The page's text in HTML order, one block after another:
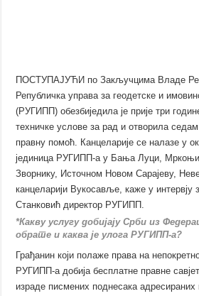
ПОСТУПАЈУЋИ по Закључцима Владе
Републичка управа за геодетске и
(РУГИПП) обезбиједила је прије три
техничке услове за рад и отворила
правну помоћ. Канцеларије се налазе у
јединица РУГИПП-а у Бања Луци,
Зворнику, Источном Новом Сарајеву,
канцеларији Вукосавље, каже у интервју
Станковић директор РУГИПП.
*Какву услугу добијају Срби из
обрате и каква је улога РУГИПП-а?
Грађанин који полаже права на
РУГИПП-а добија бесплатне правне
израде писмених поднесака адресираних